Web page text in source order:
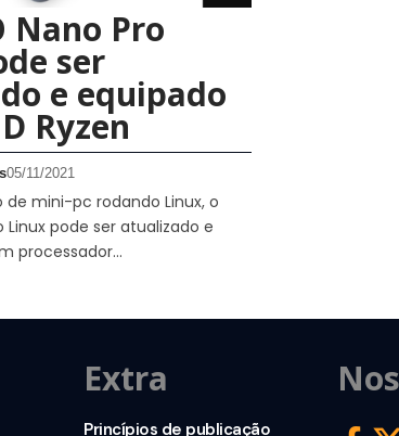
Nano Pro
ser
e equipado
Ryzen
05/11/2021
mini-pc rodando Linux, o
Linux pode ser atualizado e
processador…
Extra
Princípios de publicação